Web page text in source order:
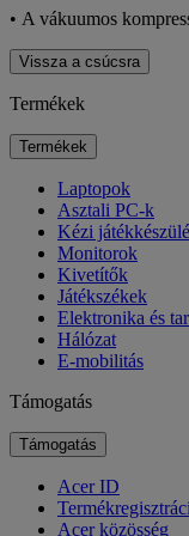
• A vákuumos
Vissza a csúcsra
Termékek
Termékek
Laptopok
Asztali PC-k
Kézi
Monitorok
Kivetítők
Játékszékek
Elektronika és
Hálózat
E-mobilitás
Támogatás
Támogatás
Acer ID
Acer közösség